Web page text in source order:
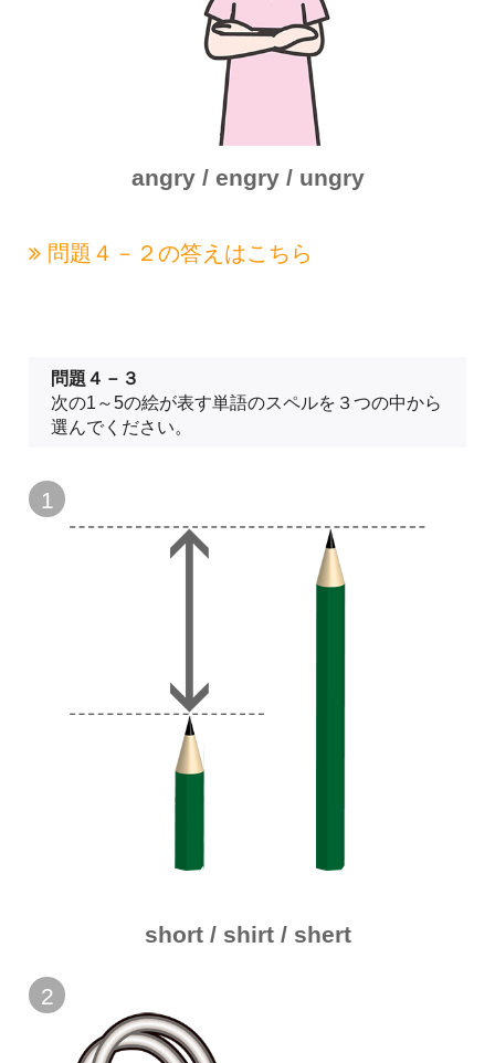
angry / engry / ungry
問題４－２の答えはこちら
問題４－３
次の1～5の絵が表す単語のスペルを３つの中から
選んでください。
1
short / shirt / shert
2